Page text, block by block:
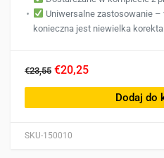
SKU-150010
Uniwersalne zastosowanie
konieczna jest niewielka korekta
€23,55 €20,25
Dodaj do